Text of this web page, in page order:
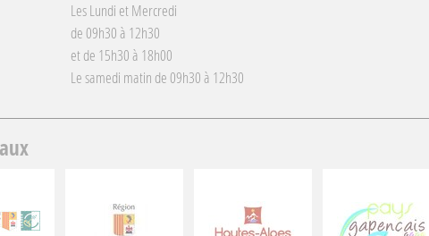
Les Lundi et Mercredi
de 09h30 à 12h30
et de 15h30 à 18h00
Le samedi matin de 09h30 à 12h30